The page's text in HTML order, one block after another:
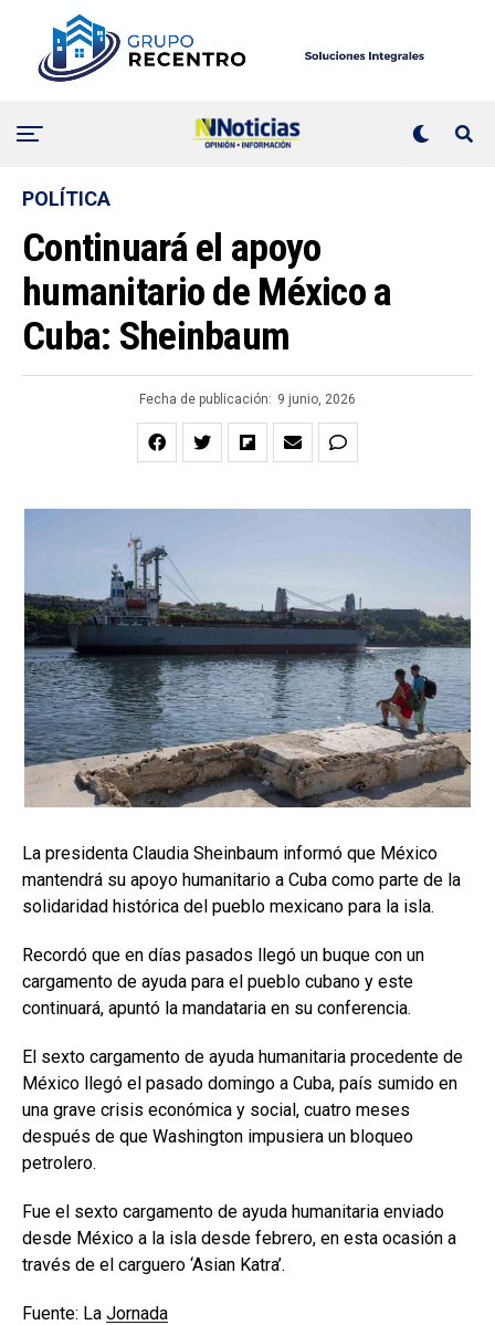
POLÍTICA
Continuará el apoyo
humanitario de México a
Cuba: Sheinbaum
Fecha de publicación: 9 junio, 2026
La presidenta Claudia Sheinbaum informó que México
mantendrá su apoyo humanitario a Cuba como parte de la
solidaridad histórica del pueblo mexicano para la isla.
Recordó que en días pasados llegó un buque con un
cargamento de ayuda para el pueblo cubano y este
continuará, apuntó la mandataria en su conferencia.
El sexto cargamento de ayuda humanitaria procedente de
México llegó el pasado domingo a Cuba, país sumido en
una grave crisis económica y social, cuatro meses
después de que Washington impusiera un bloqueo
petrolero.
Fue el sexto cargamento de ayuda humanitaria enviado
desde México a la isla desde febrero, en esta ocasión a
través de el carguero ‘Asian Katra’.
Fuente: La Jornada